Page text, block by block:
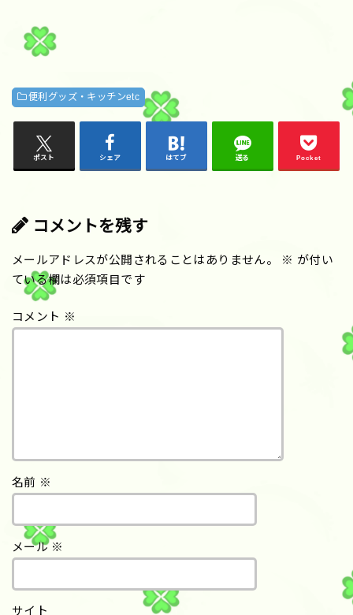
便利グッズ・キッチンetc
ポスト シェア はてブ 送る Pocket
コメントを残す
メールアドレスが公開されることはありません。 ※ が付い
ている欄は必須項目です
コメント ※
名前 ※
メール ※
サイト